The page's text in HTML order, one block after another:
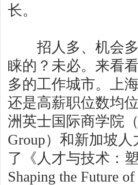
长。
招人多、机会多
睐的？未必。来看
多的工作城市。上
还是高薪职位数均
洲英士国际商学院
Group）和新加坡
了《人才与技术：
Shaping the Future